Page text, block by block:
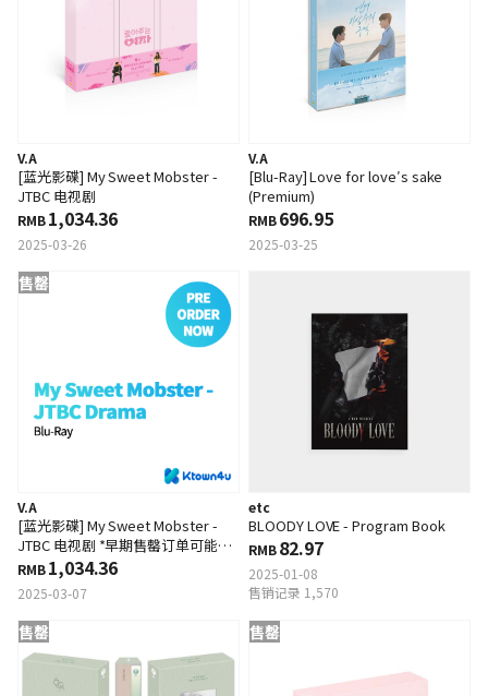
V.A
[蓝光影碟] My Sweet Mobster -
JTBC 电视剧
RMB1,034.36
2025-03-26
V.A
[Blu-Ray] Love for love′s sake
(Premium)
RMB696.95
2025-03-25
售罄
V.A
[蓝光影碟] My Sweet Mobster -
JTBC 电视剧 *早期售罄订单可能会
被取消
RMB1,034.36
2025-03-07
etc
BLOODY LOVE - Program Book
RMB82.97
2025-01-08
售销记录 1,570
售罄 售罄